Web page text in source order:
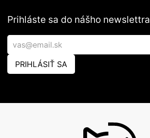
Prihláste sa do nášho newslettra
PRIHLÁSIŤ SA